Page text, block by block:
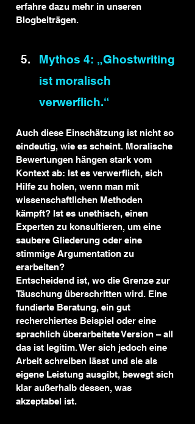
erfahre dazu mehr in unseren
Blogbeiträgen.
Mythos 4: „Ghostwriting
ist moralisch
verwerflich.“
Auch diese Einschätzung ist nicht so
eindeutig, wie es scheint. Moralische
Bewertungen hängen stark vom
Kontext ab: Ist es verwerflich, sich
Hilfe zu holen, wenn man mit
wissenschaftlichen Methoden
kämpft? Ist es unethisch, einen
Experten zu konsultieren, um eine
saubere Gliederung oder eine
stimmige Argumentation zu
erarbeiten?
Entscheidend ist, wo die Grenze zur
Täuschung überschritten wird. Eine
fundierte Beratung, ein gut
recherchiertes Beispiel oder eine
sprachlich überarbeitete Version – all
das ist legitim. Wer sich jedoch eine
Arbeit schreiben lässt und sie als
eigene Leistung ausgibt, bewegt sich
klar außerhalb dessen, was
akzeptabel ist.